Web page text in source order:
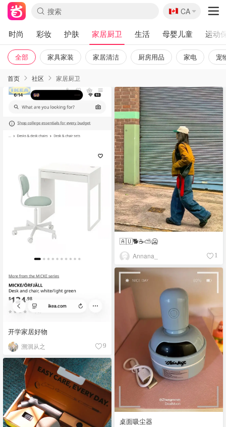
🇨🇦
CA
时尚 彩妆 护肤 家居厨卫 生活 母婴儿童 运动
全部 家具家装 家居清洁 厨房用品 家电 宠
首页 社区 家居厨卫
开学家居好物
溯洄从之 9
🇦🇺🐕☕️⛅️🥶
Annana_ 1
桌面吸尘器